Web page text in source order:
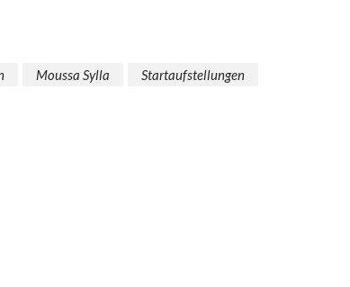
Moussa Sylla Startaufstellungen